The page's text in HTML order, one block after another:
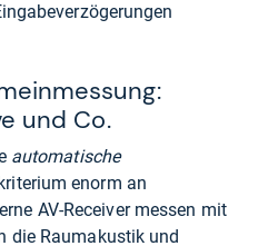
und Co.
automatische
enorm an
AV-Receiver messen mit
die Raumakustik und